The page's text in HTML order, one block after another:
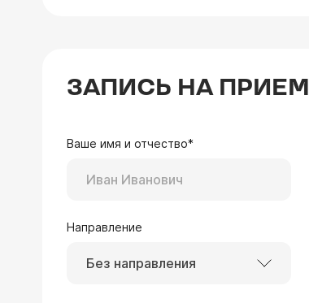
ЗАПИСЬ НА ПРИЕМ
Ваше имя и отчество*
Направление
Без направления